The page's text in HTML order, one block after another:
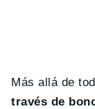
Más allá de
través de